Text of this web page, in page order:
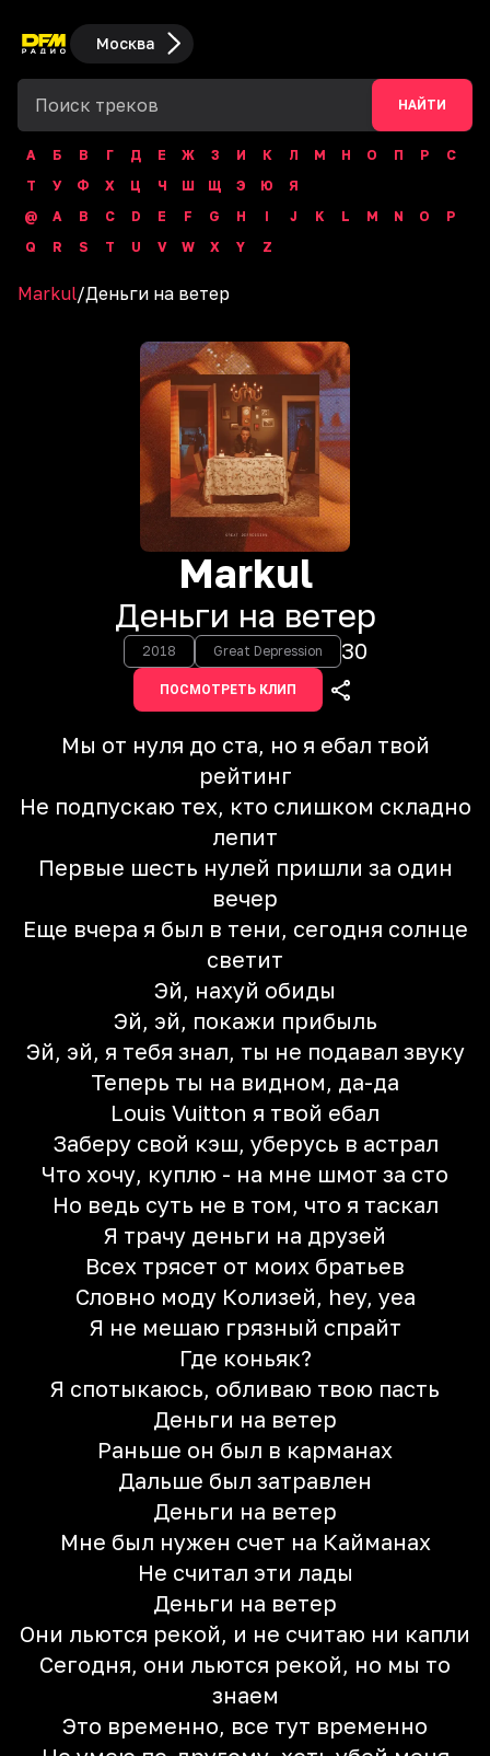
Москва
НАЙТИ
А Б В Г Д Е Ж З И К Л М Н О П Р
С
Т
У Ф Х Ц Ч Ш Щ Э Ю
Я
@
A B C D E F G H I J K L M N O
P
Q
R S T U V W X Y Z
Markul/Деньги на ветер
Markul
Деньги на ветер
2018 Great Depression 30
ПОСМОТРЕТЬ КЛИП
Мы от нуля до ста, но я ебал твой
рейтинг
Не подпускаю тех, кто слишком складно
лепит
Первые шесть нулей пришли за один
вечер
Еще вчера я был в тени, сегодня солнце
светит
Эй, нахуй обиды
Эй, эй, покажи прибыль
Эй, эй, я тебя знал, ты не подавал звуку
Теперь ты на видном, да-да
Louis Vuitton я твой ебал
Заберу свой кэш, уберусь в астрал
Что хочу, куплю - на мне шмот за сто
Но ведь суть не в том, что я таскал
Я трачу деньги на друзей
Всех трясет от моих братьев
Словно моду Колизей, hey, yea
Я не мешаю грязный спрайт
Где коньяк?
Я спотыкаюсь, обливаю твою пасть
Деньги на ветер
Раньше он был в карманах
Дальше был затравлен
Деньги на ветер
Мне был нужен счет на Кайманах
Не считал эти лады
Деньги на ветер
Они льются рекой, и не считаю ни капли
Сегодня, они льются рекой, но мы то
знаем
Это временно, все тут временно